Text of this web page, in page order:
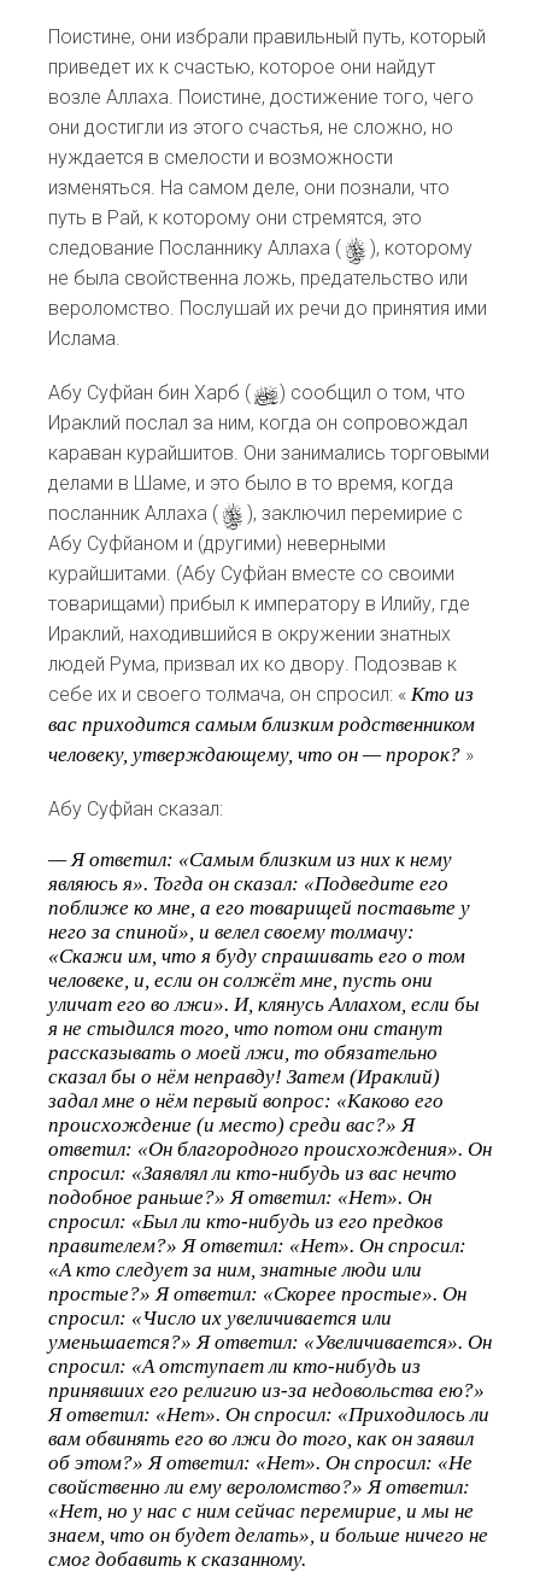
Поистине, они избрали правильный путь, который
приведет их к счастью, которое они найдут
возле Аллаха. Поистине, достижение того, чего
они достигли из этого счастья, не сложно, но
нуждается в смелости и возможности
изменяться. На самом деле, они познали, что
путь в Рай, к которому они стремятся, это
следование Посланнику Аллаха ( s ), которому
не была свойственна ложь, предательство или
вероломство. Послушай их речи до принятия ими
Ислама.
Абу Суфйан бин Харб (d) сообщил о том, что
Ираклий послал за ним, когда он сопровождал
караван курайшитов. Они занимались торговыми
делами в Шаме, и это было в то время, когда
посланник Аллаха ( s ), заключил перемирие с
Абу Суфйаном и (другими) неверными
курайшитами. (Абу Суфйан вместе со своими
товарищами) прибыл к императору в Илийу, где
Ираклий, находившийся в окружении знатных
людей Рума, призвал их ко двору. Подозвав к
себе их и своего толмача, он спросил: « Кто из
вас приходится самым близким родственником
человеку, утверждающему, что он — пророк? »
Абу Cуфйан сказал:
— Я ответил: «Самым близким из них к нему
являюсь я». Тогда он сказал: «Подведите его
поближе ко мне, а его товарищей поставьте у
него за спиной», и велел своему толмачу:
«Скажи им, что я буду спрашивать его о том
человеке, и, если он солжёт мне, пусть они
уличат его во лжи». И, клянусь Аллахом, если бы
я не стыдился того, что потом они станут
рассказывать о моей лжи, то обязательно
сказал бы о нём неправду! Затем (Ираклий)
задал мне о нём первый вопрос: «Каково его
происхождение (и место) среди вас?» Я
ответил: «Он благородного происхождения». Он
спросил: «Заявлял ли кто-нибудь из вас нечто
подобное раньше?» Я ответил: «Нет». Он
спросил: «Был ли кто-нибудь из его предков
правителем?» Я ответил: «Нет». Он спросил:
«А кто следует за ним, знатные люди или
простые?» Я ответил: «Скорее простые». Он
спросил: «Число их увеличивается или
уменьшается?» Я ответил: «Увеличивается». Он
спросил: «А отступает ли кто-нибудь из
принявших его религию из-за недовольства ею?»
Я ответил: «Нет». Он спросил: «Приходилось ли
вам обвинять его во лжи до того, как он заявил
об этом?» Я ответил: «Нет». Он спросил: «Не
свойственно ли ему вероломство?» Я ответил:
«Нет, но у нас с ним сейчас перемирие, и мы не
знаем, что он будет делать», и больше ничего не
смог добавить к сказанному.